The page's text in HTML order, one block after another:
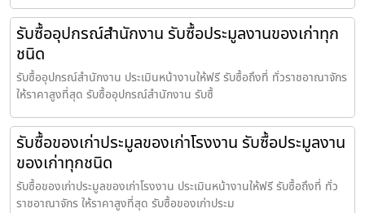
รับซื้ออุปกรณ์สำนักงาน รับซื้อประมูลงานของเก่าทุก
ชนิด
รับซื้ออุปกรณ์สำนักงาน ประเมินหน้างานให้ฟรี รับซื้อถึงที่ ทั่วราชอาณาจักร
ให้ราคาสูงที่สุด รับซื้ออุปกรณ์สำนักงาน รับซื้
รับซื้อของเก่าประมูลของเก่าโรงงาน รับซื้อประมูลงาน
ของเก่าทุกชนิด
รับซื้อของเก่าประมูลของเก่าโรงงาน ประเมินหน้างานให้ฟรี รับซื้อถึงที่ ทั่ว
ราชอาณาจักร ให้ราคาสูงที่สุด รับซื้อของเก่าประม